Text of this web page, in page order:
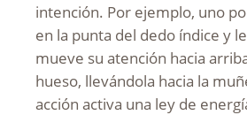
intención. Por ejemplo, uno
en la punta del dedo índice y
mueve su atención hacia
hueso, llevándola hacia la
acción activa una ley de